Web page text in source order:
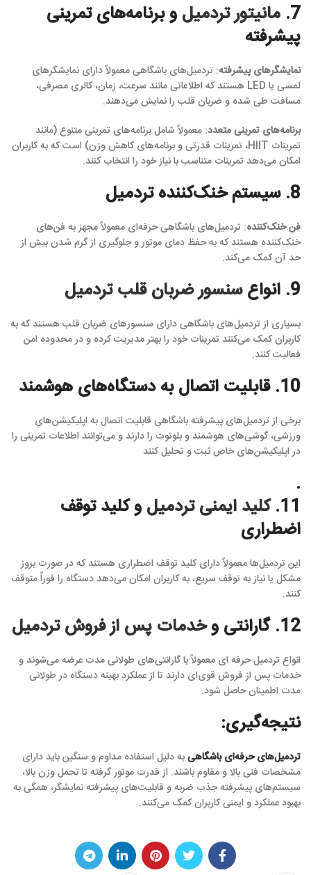
7. مانیتور تردمیل و برنامه‌های تمرینی
پیشرفته
نمایشگرهای پیشرفته: تردمیل‌های باشگاهی معمولاً دارای نمایشگرهای
لمسی یا LED هستند که اطلاعاتی مانند سرعت، زمان، کالری مصرفی،
مسافت طی شده و ضربان قلب را نمایش می‌دهند.
برنامه‌های تمرینی متعدد: معمولاً شامل برنامه‌های تمرینی متنوع (مانند
تمرینات HIIT، تمرینات قدرتی و برنامه‌های کاهش وزن) است که به کاربران
امکان می‌دهد تمرینات متناسب با نیاز خود را انتخاب کنند.
8. سیستم خنک‌کننده تردمیل
فن خنک‌کننده: تردمیل‌های باشگاهی حرفه‌ای معمولاً مجهز به فن‌های
خنک‌کننده هستند که به حفظ دمای موتور و جلوگیری از گرم شدن بیش از
حد آن کمک می‌کند.
9. انواع سنسور ضربان قلب تردمیل
بسیاری از تردمیل‌های باشگاهی دارای سنسورهای ضربان قلب هستند که به
کاربران کمک می‌کنند تمرینات خود را بهتر مدیریت کرده و در محدوده امن
فعالیت کنند.
10. قابلیت اتصال به دستگاه‌های هوشمند
برخی از تردمیل‌های پیشرفته باشگاهی قابلیت اتصال به اپلیکیشن‌های
ورزشی، گوشی‌های هوشمند و بلوتوث را دارند و می‌توانند اطلاعات تمرینی را
در اپلیکیشن‌های خاص ثبت و تحلیل کنند
.
11. کلید ایمنی تردمیل و کلید توقف
اضطراری
این تردمیل‌ها معمولاً دارای کلید توقف اضطراری هستند که در صورت بروز
مشکل یا نیاز به توقف سریع، به کاربران امکان می‌دهد دستگاه را فوراً متوقف
کنند.
12. گارانتی و خدمات پس از فروش تردمیل
انواع تردمیل حرفه ای معمولاً با گارانتی‌های طولانی مدت عرضه می‌شوند و
خدمات پس از فروش قوی‌ای دارند تا از عملکرد بهینه دستگاه در طولانی
مدت اطمینان حاصل شود.
نتیجه‌گیری:
تردمیل‌های حرفه‌ای باشگاهیبه دلیل استفاده مداوم و سنگین باید دارای
مشخصات فنی بالا و مقاوم باشند. از قدرت موتور گرفته تا تحمل وزن بالا،
سیستم‌های پیشرفته جذب ضربه و قابلیت‌های پیشرفته نمایشگر، همگی به
بهبود عملکرد و ایمنی کاربران کمک می‌کنند.